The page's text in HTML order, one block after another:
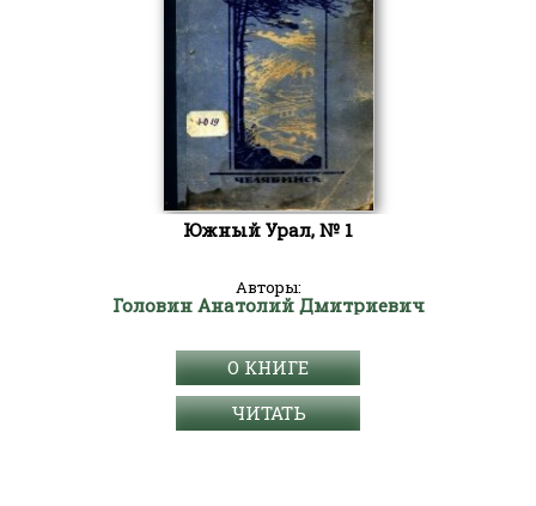
Южный Урал, № 1
Авторы:
Головин Анатолий Дмитриевич
О КНИГЕ
ЧИТАТЬ